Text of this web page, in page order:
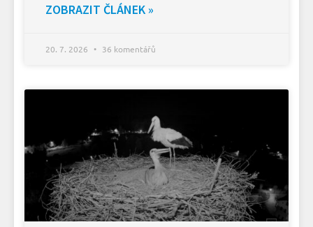
ZOBRAZIT ČLÁNEK »
20. 7. 2026 36 komentářů